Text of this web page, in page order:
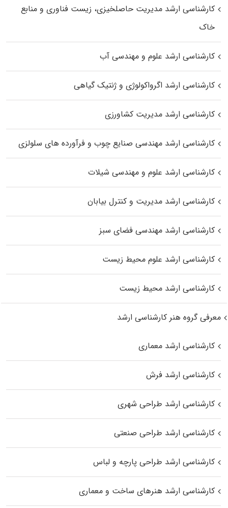
کارشناسی ارشد مدیریت حاصلخیزی، زیست فناوری و منابع
خاک
کارشناسی ارشد علوم و مهندسی آب
کارشناسی ارشد اگرواکولوژی و ژنتیک گیاهی
کارشناسی ارشد مدیریت کشاورزی
کارشناسی ارشد مهندسی صنایع چوب و فرآورده‌ های سلولزی
کارشناسی ارشد علوم و مهندسی شیلات
کارشناسی ارشد مدیریت و کنترل بیابان
کارشناسی ارشد مهندسی فضای سبز
کارشناسی ارشد علوم محیط‌ زیست
کارشناسی ارشد محیط زیست
معرفی گروه هنر کارشناسی ارشد
کارشناسی ارشد معماری
کارشناسی ارشد فرش
کارشناسی ارشد طراحی شهری
کارشناسی ارشد طراحی صنعتی
کارشناسی ارشد طراحی پارچه و لباس
کارشناسی ارشد هنرهای ساخت و معماری